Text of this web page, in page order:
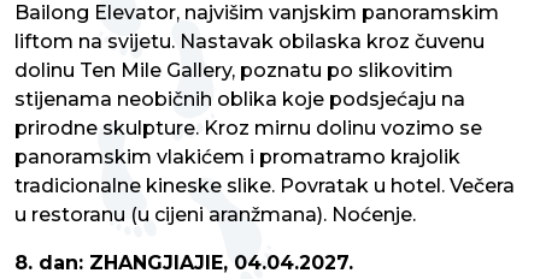
Bailong Elevator, najvišim vanjskim panoramskim
liftom na svijetu. Nastavak obilaska kroz čuvenu
dolinu Ten Mile Gallery, poznatu po slikovitim
stijenama neobičnih oblika koje podsjećaju na
prirodne skulpture. Kroz mirnu dolinu vozimo se
panoramskim vlakićem i promatramo krajolik
tradicionalne kineske slike. Povratak u hotel. Večera
u restoranu (u cijeni aranžmana). Noćenje.
8. dan: ZHANGJIAJIE, 04.04.2027.